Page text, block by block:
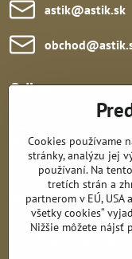
astik​@astik​.sk
Odkazy:
Sledujte nás:
Všetko k nákupu:
Cookies používame
stránky, analýzu jej
používaní. Na
tretích strán a
partnerom v EÚ,
všetky cookies“
Nižšie môžete nájsť